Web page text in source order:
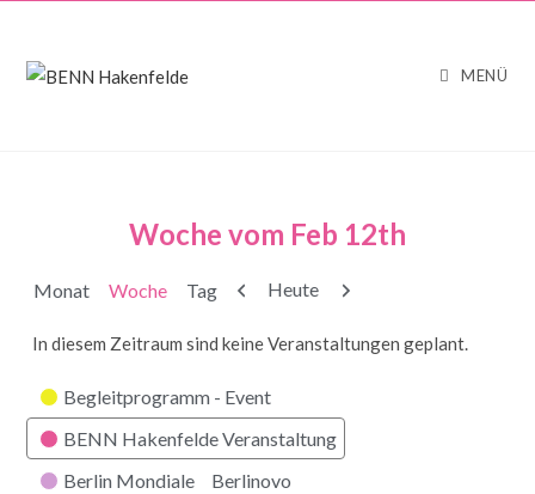
MENÜ
Woche vom Feb 12th
Monat Woche Tag Zurück
Heute Weiter
In diesem Zeitraum sind keine Veranstaltungen geplant.
Kategorien
Begleitprogramm - Event
BENN Hakenfelde Veranstaltung
Berlin Mondiale
Berlinovo